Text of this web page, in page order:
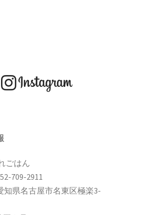
ごはん
709-2911
知県名古屋市名東区極楽3-